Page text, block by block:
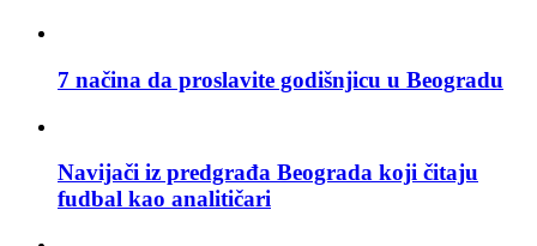
7 načina da proslavite godišnjicu u Beogradu
Navijači iz predgrađa Beograda koji čitaju
fudbal kao analitičari